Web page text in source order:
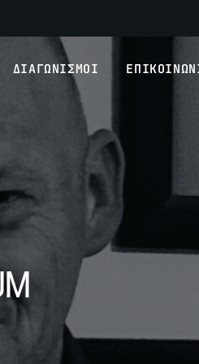
ΔΙΑΓΩΝΙΣΜΟΙ